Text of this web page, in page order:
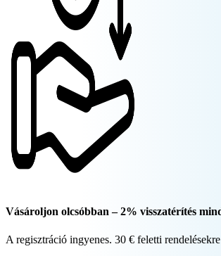
Vásároljon olcsóbban – 2% visszatérítés
A regisztráció ingyenes. 30 € feletti